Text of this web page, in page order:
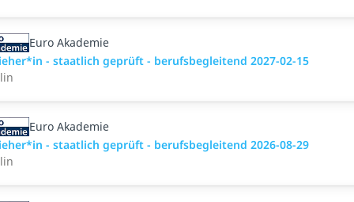
Euro Akademie
- staatlich geprüft - berufsbegleitend 2027-02-15
Euro Akademie
- staatlich geprüft - berufsbegleitend 2026-08-29